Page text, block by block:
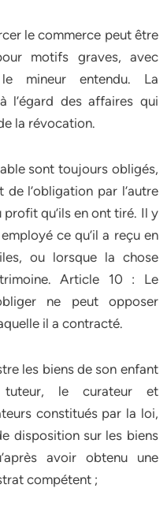
le commerce peut être
motifs graves, avec
mineur entendu. La
l’égard des affaires qui
la révocation.
sont toujours obligés,
de l’obligation par l’autre
qu’ils en ont tiré. Il y
ce qu’il a reçu en
ou lorsque la chose
Article 10 : Le
ne peut opposer
il a contracté.
les biens de son enfant
le curateur et
constitués par la loi,
disposition sur les biens
avoir obtenu une
compétent ;